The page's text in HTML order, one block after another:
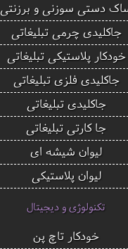
دستی سوزنی و برزنتی
جاکلیدی چرمی تبلیغاتی
خودکار پلاستیکی تبلیغاتی
جاکلیدی فلزی تبلیغاتی
جاکلیدی تبلیغاتی
جا کارتی تبلیغاتی
لیوان شیشه ای
لیوان پلاستیکی
تکنولوژی و دیجیتال
خودکار تاچ پن